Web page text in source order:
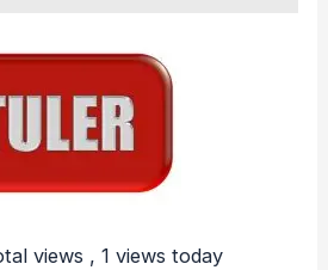
views , 1 views today